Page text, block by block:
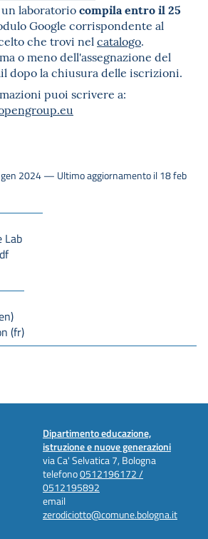
(fr)
laboratoriocompila entro il 25
Google corrispondente al
che trovi nel catalogo.
o meno dell'assegnazione del
dopo la chiusura delle iscrizioni.
puoi scrivere a:
Lab
2024 — Ultimo aggiornamento il 18 feb
Dipartimento educazione,
istruzione e nuove generazioni
via Ca' Selvatica 7, Bologna
telefono0512196172 /
0512195892
email
zerodiciotto@comune.bologna.it